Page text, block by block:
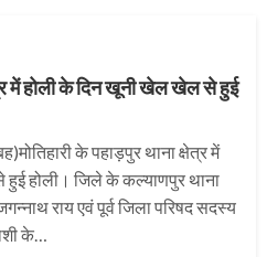
में होली के दिन खूनी खेल खेल से हुई
के पहाड़पुर थाना क्षेत्र में
होली। जिले के कल्याणपुर थाना
राय एवं पूर्व जिला परिषद सदस्य
के…